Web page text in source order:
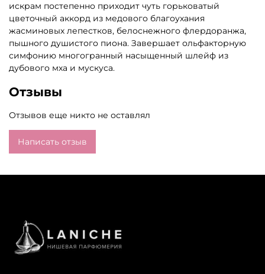
искрам постепенно приходит чуть горьковатый
цветочный аккорд из медового благоухания
жасминовых лепестков, белоснежного флердоранжа,
пышного душистого пиона. Завершает ольфакторную
симфонию многогранный насыщенный шлейф из
дубового мха и мускуса.
Отзывы
Отзывов еще никто не оставлял
Написать отзыв